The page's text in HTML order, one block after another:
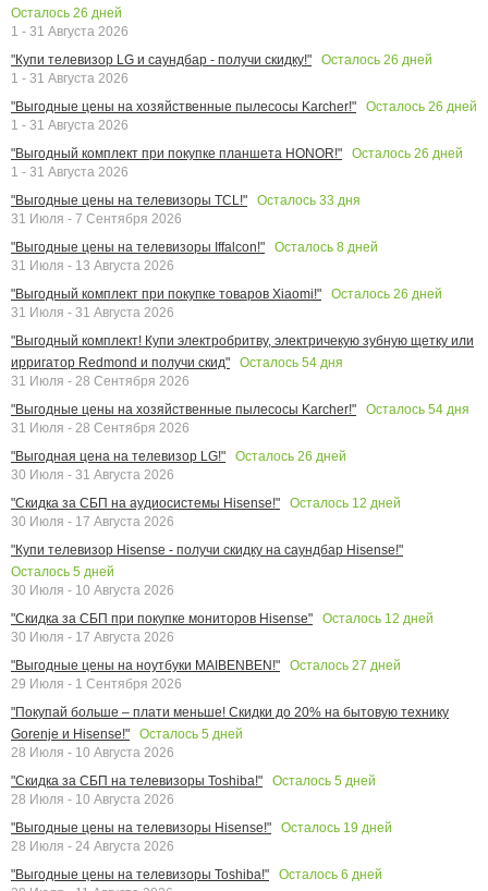
Осталось 26 дней
1 - 31 Августа 2026
"Купи телевизор LG и саундбар - получи скидку!"
Осталось 26 дней
1 - 31 Августа 2026
"Выгодные цены на хозяйственные пылесосы Karcher!"
Осталось 26 дней
1 - 31 Августа 2026
"Выгодный комплект при покупке планшета HONOR!"
Осталось 26 дней
1 - 31 Августа 2026
"Выгодные цены на телевизоры TCL!"
Осталось 33 дня
31 Июля - 7 Сентября 2026
"Выгодные цены на телевизоры Iffalcon!"
Осталось 8 дней
31 Июля - 13 Августа 2026
"Выгодный комплект при покупке товаров Xiaomi!"
Осталось 26 дней
31 Июля - 31 Августа 2026
"Выгодный комплект! Купи электробритву, электричекую зубную щетку или
ирригатор Redmond и получи скид"
Осталось 54 дня
31 Июля - 28 Сентября 2026
"Выгодные цены на хозяйственные пылесосы Karcher!"
Осталось 54 дня
31 Июля - 28 Сентября 2026
"Выгодная цена на телевизор LG!"
Осталось 26 дней
30 Июля - 31 Августа 2026
"Скидка за СБП на аудиосистемы Hisense!"
Осталось 12 дней
30 Июля - 17 Августа 2026
"Купи телевизор Hisense - получи скидку на саундбар Hisense!"
Осталось 5 дней
30 Июля - 10 Августа 2026
"Скидка за СБП при покупке мониторов Hisense"
Осталось 12 дней
30 Июля - 17 Августа 2026
"Выгодные цены на ноутбуки MAIBENBEN!"
Осталось 27 дней
29 Июля - 1 Сентября 2026
"Покупай больше – плати меньше! Скидки до 20% на бытовую технику
Gorenje и Hisense!"
Осталось 5 дней
28 Июля - 10 Августа 2026
"Скидка за СБП на телевизоры Toshiba!"
Осталось 5 дней
28 Июля - 10 Августа 2026
"Выгодные цены на телевизоры Hisense!"
Осталось 19 дней
28 Июля - 24 Августа 2026
"Выгодные цены на телевизоры Toshiba!"
Осталось 6 дней